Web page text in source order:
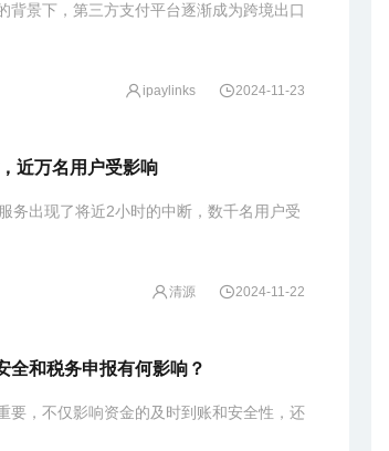
背景下，第三方支付平台逐渐成为跨境出口
ipaylinks 2024-11-23
近万名用户受影响
务出现了将近2小时的中断，数千名用户受
清源 2024-11-22
全和税务申报有何影响？
要，不仅影响资金的及时到账和安全性，还